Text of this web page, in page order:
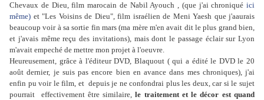
Chevaux de Dieu, film marocain de Nabil Ayouch , (que j'ai chroniqué ici
même) et "Les Voisins de Dieu", film israélien de Meni Yaesh que j'aaurais
beaucoup voir à sa sortie fin mars (ma mère m'en avait dit le plus grand bien,
et j'avais même reçu des invitations), mais dont le passage éclair sur Lyon
m'avait empeché de mettre mon projet à l'oeuvre.
Heureusement, grâce à l'éditeur DVD, Blaquout ( qui a édité le DVD le 20
août dernier, je suis pas encore bien en avance dans mes chroniques), j'ai
enfin pu voir le film, et depuis je ne confondrai plus les deux, car si le sujet
pourrait effectivement être similaire,le traitement et le décor est quand